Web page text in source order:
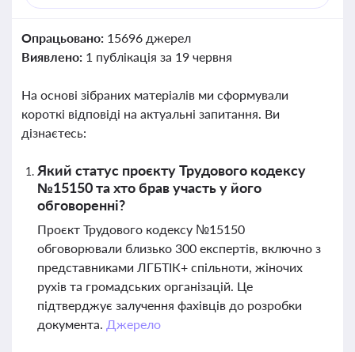
Опрацьовано: 15696 джерел
Виявлено: 1 публікація за 19 червня
На основі зібраних матеріалів ми сформували
короткі відповіді на актуальні запитання. Ви
дізнаєтесь:
Який статус проєкту Трудового кодексу
№15150 та хто брав участь у його
обговоренні?
Проєкт Трудового кодексу №15150
обговорювали близько 300 експертів, включно з
представниками ЛГБТІК+ спільноти, жіночих
рухів та громадських організацій. Це
підтверджує залучення фахівців до розробки
документа. Джерело